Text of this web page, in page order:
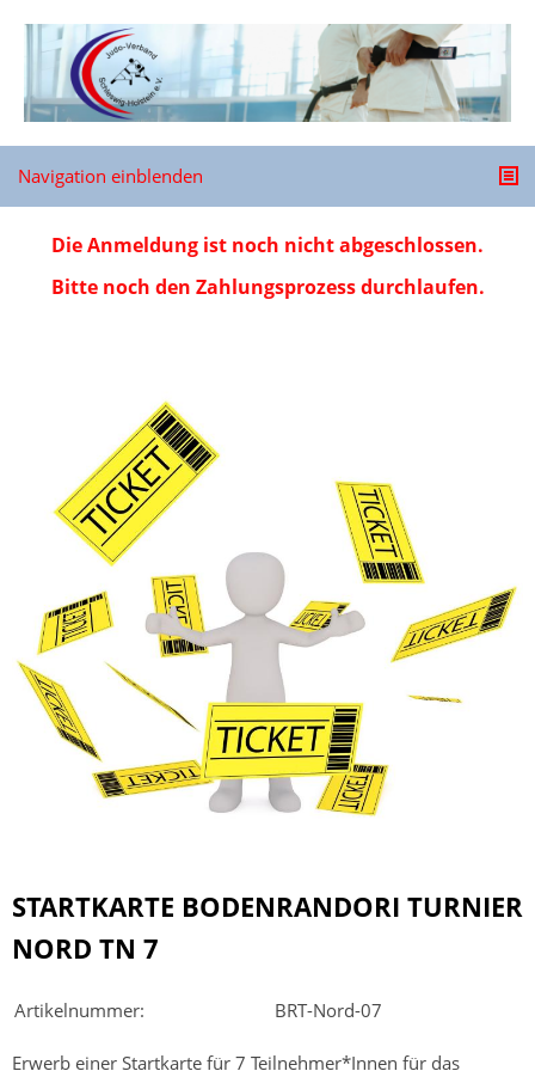
Navigation einblenden
Die Anmeldung ist noch nicht abgeschlossen.
Bitte noch den Zahlungsprozess durchlaufen.
STARTKARTE BODENRANDORI TURNIER
NORD TN 7
Artikelnummer: BRT-Nord-07
Erwerb einer Startkarte für 7 Teilnehmer*Innen für das